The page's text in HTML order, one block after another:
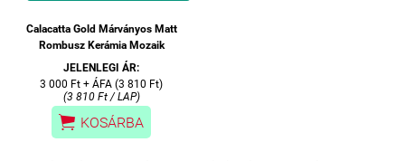
Calacatta Gold Márványos Matt
Rombusz Kerámia Mozaik
JELENLEGI ÁR:
3 000 Ft + ÁFA (3 810 Ft)
(3 810 Ft / LAP)
 KOSÁRBA